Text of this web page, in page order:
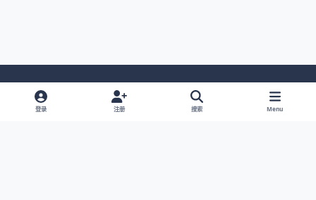
Light ModeDark ModeSystem Preference
登录 注册 搜索 Menu